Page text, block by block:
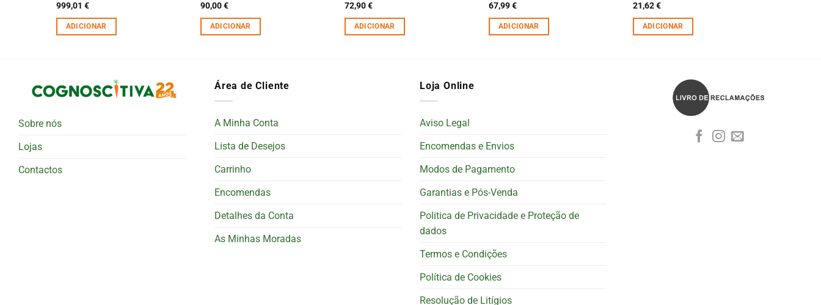
999,01 €
ADICIONAR
90,00€
ADICIONAR
72,90€
ADICIONAR
67,99€
ADICIONAR
21,62€
ADICIONAR
Sobre nós
Lojas
Contactos
Área de Cliente
A Minha Conta
Lista de Desejos
Carrinho
Encomendas
Detalhes da Conta
As Minhas Moradas
Loja Online
Aviso Legal
Encomendas e Envios
Modos de Pagamento
Garantias e Pós-Venda
Politica de Privacidade e Proteção de
dados
Termos e Condições
Política de Cookies
Resolução de Litígios